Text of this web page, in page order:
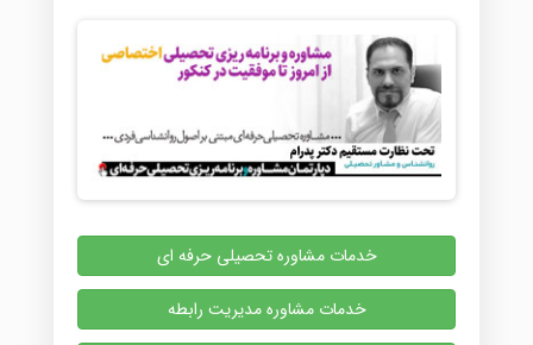
خدمات مشاوره تحصیلی حرفه ای
خدمات مشاوره مدیریت رابطه